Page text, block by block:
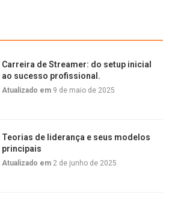
Carreira de Streamer: do setup inicial
ao sucesso profissional.
Atualizado em 9 de maio de 2025
Teorias de liderança e seus modelos
principais
Atualizado em 2 de junho de 2025